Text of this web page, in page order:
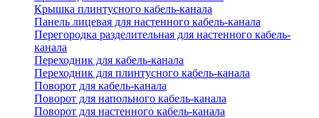
Крышка плинтусного кабель-канала
Панель лицевая для настенного кабель-канала
Перегородка разделительная для настенного кабель-
канала
Переходник для кабель-канала
Переходник для плинтусного кабель-канала
Поворот для кабель-канала
Поворот для напольного кабель-канала
Поворот для настенного кабель-канала